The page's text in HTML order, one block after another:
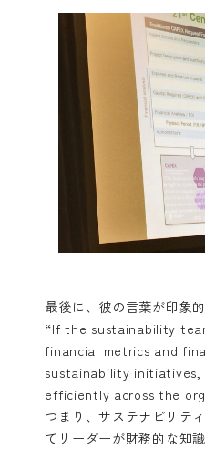
最後に、彼の言葉が印象的
“If the sustainability
financial metrics and
sustainability initiatives,
efficiently across the
つまり、サステナビリテ
てリーダーが財務的な知